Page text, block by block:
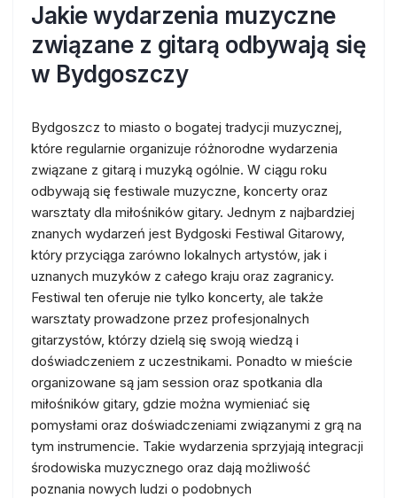
Jakie wydarzenia muzyczne
związane z gitarą odbywają się
w Bydgoszczy
Bydgoszcz to miasto o bogatej tradycji muzycznej,
które regularnie organizuje różnorodne wydarzenia
związane z gitarą i muzyką ogólnie. W ciągu roku
odbywają się festiwale muzyczne, koncerty oraz
warsztaty dla miłośników gitary. Jednym z najbardziej
znanych wydarzeń jest Bydgoski Festiwal Gitarowy,
który przyciąga zarówno lokalnych artystów, jak i
uznanych muzyków z całego kraju oraz zagranicy.
Festiwal ten oferuje nie tylko koncerty, ale także
warsztaty prowadzone przez profesjonalnych
gitarzystów, którzy dzielą się swoją wiedzą i
doświadczeniem z uczestnikami. Ponadto w mieście
organizowane są jam session oraz spotkania dla
miłośników gitary, gdzie można wymieniać się
pomysłami oraz doświadczeniami związanymi z grą na
tym instrumencie. Takie wydarzenia sprzyjają integracji
środowiska muzycznego oraz dają możliwość
poznania nowych ludzi o podobnych